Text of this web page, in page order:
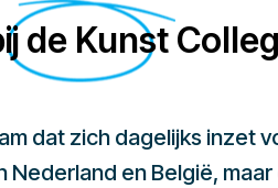
de Kunst
dat zich dagelijks inzet
en België,